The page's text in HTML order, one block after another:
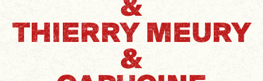
&
THIERRY MEURY
&